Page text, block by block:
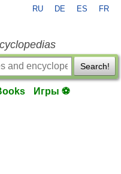
RU DE ES FR
Search!
Игры ⚽